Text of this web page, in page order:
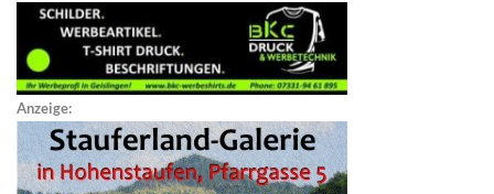
Anzeige: